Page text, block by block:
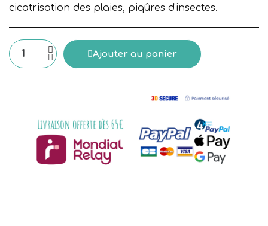
cicatrisation des plaies, piqûres d'insectes.
Ajouter au panier